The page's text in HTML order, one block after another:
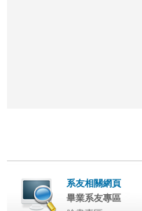
系友相關網頁
畢業系友專區